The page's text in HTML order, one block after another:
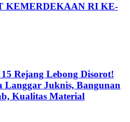
RI KE-
Rejang Lebong Disorot!
Langgar Juknis, Bangunan
Kualitas Material